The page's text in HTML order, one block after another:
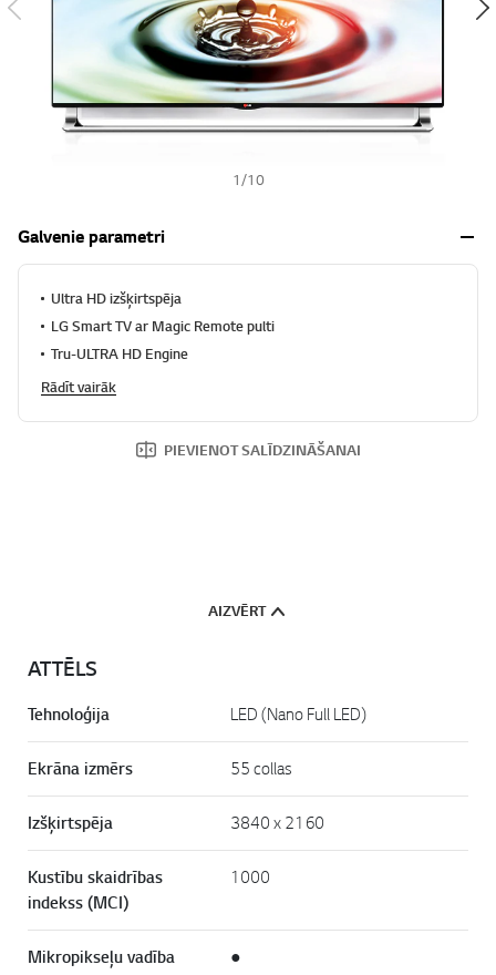
1/10
Galvenie parametri
Ultra HD izšķirtspēja
LG Smart TV ar Magic Remote pulti
Tru-ULTRA HD Engine
Rādīt vairāk
PIEVIENOT SALĪDZINĀŠANAI
AIZVĒRT
ATTĒLS
Tehnoloģija LED (Nano Full LED)
Ekrāna izmērs 55 collas
Izšķirtspēja 3840 x 2160
Kustību skaidrības
indekss (MCI)
1000
Mikropikseļu vadība ●